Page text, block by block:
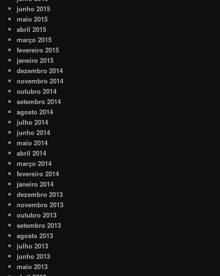
junho 2015
maio 2015
abril 2015
março 2015
fevereiro 2015
janeiro 2015
dezembro 2014
novembro 2014
outubro 2014
setembro 2014
agosto 2014
julho 2014
junho 2014
maio 2014
abril 2014
março 2014
fevereiro 2014
janeiro 2014
dezembro 2013
novembro 2013
outubro 2013
setembro 2013
agosto 2013
julho 2013
junho 2013
maio 2013